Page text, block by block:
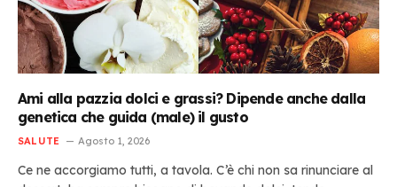
Ami alla pazzia dolci e grassi? Dipende anche dalla
genetica che guida (male) il gusto
SALUTE Agosto 1, 2026
Ce ne accorgiamo tutti, a tavola. C’è chi non sa rinunciare al